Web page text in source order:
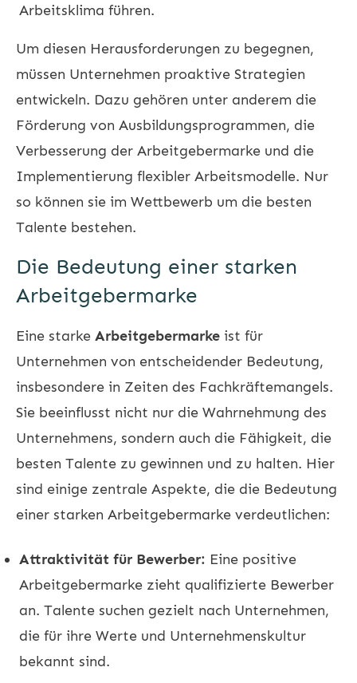
Arbeitsklima führen.
Um diesen Herausforderungen zu begegnen,
müssen Unternehmen proaktive Strategien
entwickeln. Dazu gehören unter anderem die
Förderung von Ausbildungsprogrammen, die
Verbesserung der Arbeitgebermarke und die
Implementierung flexibler Arbeitsmodelle. Nur
so können sie im Wettbewerb um die besten
Talente bestehen.
Die Bedeutung einer starken
Arbeitgebermarke
Eine starke Arbeitgebermarke ist für
Unternehmen von entscheidender Bedeutung,
insbesondere in Zeiten des Fachkräftemangels.
Sie beeinflusst nicht nur die Wahrnehmung des
Unternehmens, sondern auch die Fähigkeit, die
besten Talente zu gewinnen und zu halten. Hier
sind einige zentrale Aspekte, die die Bedeutung
einer starken Arbeitgebermarke verdeutlichen:
Attraktivität für Bewerber: Eine positive
Arbeitgebermarke zieht qualifizierte Bewerber
an. Talente suchen gezielt nach Unternehmen,
die für ihre Werte und Unternehmenskultur
bekannt sind.